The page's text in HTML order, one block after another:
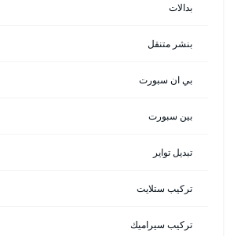
بدالات
بنشر متنقل
بي ان سبورت
بين سبورت
تبديل تواير
تركيب ستلايت
تركيب سيراميك